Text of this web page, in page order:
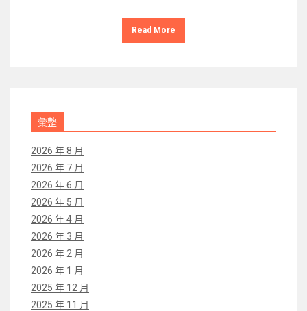
Read More
彙整
2026 年 8 月
2026 年 7 月
2026 年 6 月
2026 年 5 月
2026 年 4 月
2026 年 3 月
2026 年 2 月
2026 年 1 月
2025 年 12 月
2025 年 11 月